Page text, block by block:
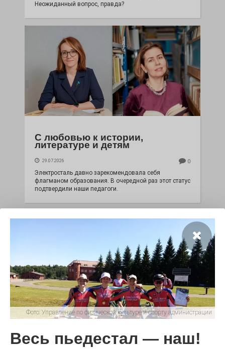
Неожиданный вопрос, правда?
С любовью к истории,
литературе и детям
29.07.2026 0
Электросталь давно зарекомендовала себя
флагманом образования. В очередной раз этот статус
подтвердили наши педагоги.
Чувство Родины — одно на
28.07.2026 0
Фото: Управление по физической культуре и спорту администрации
Весь пьедестал — наш!